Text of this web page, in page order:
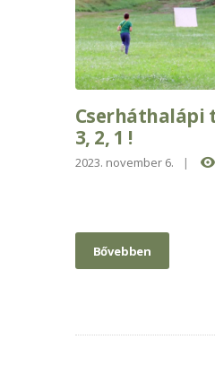
Cserháthalápi
3, 2, 1 !
2023. november 6.
Bővebben